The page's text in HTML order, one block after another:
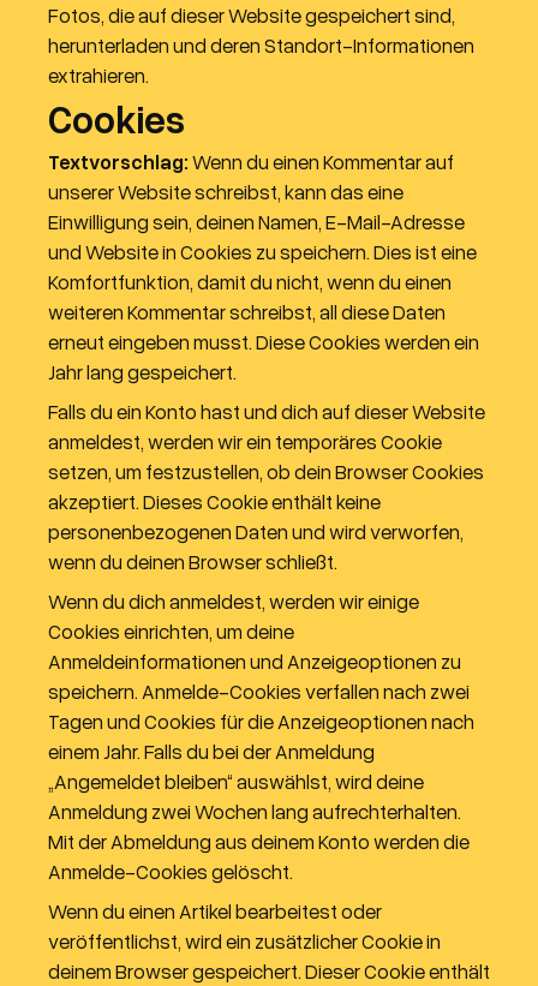
Fotos, die auf dieser Website gespeichert sind,
herunterladen und deren Standort-Informationen
extrahieren.
Cookies
Textvorschlag:Wenn du einen Kommentar auf
unserer Website schreibst, kann das eine
Einwilligung sein, deinen Namen, E-Mail-Adresse
und Website in Cookies zu speichern. Dies ist eine
Komfortfunktion, damit du nicht, wenn du einen
weiteren Kommentar schreibst, all diese Daten
erneut eingeben musst. Diese Cookies werden ein
Jahr lang gespeichert.
Falls du ein Konto hast und dich auf dieser Website
anmeldest, werden wir ein temporäres Cookie
setzen, um festzustellen, ob dein Browser Cookies
akzeptiert. Dieses Cookie enthält keine
personenbezogenen Daten und wird verworfen,
wenn du deinen Browser schließt.
Wenn du dich anmeldest, werden wir einige
Cookies einrichten, um deine
Anmeldeinformationen und Anzeigeoptionen zu
speichern. Anmelde-Cookies verfallen nach zwei
Tagen und Cookies für die Anzeigeoptionen nach
einem Jahr. Falls du bei der Anmeldung
„Angemeldet bleiben“ auswählst, wird deine
Anmeldung zwei Wochen lang aufrechterhalten.
Mit der Abmeldung aus deinem Konto werden die
Anmelde-Cookies gelöscht.
Wenn du einen Artikel bearbeitest oder
veröffentlichst, wird ein zusätzlicher Cookie in
deinem Browser gespeichert. Dieser Cookie enthält